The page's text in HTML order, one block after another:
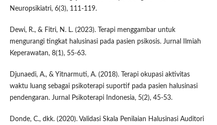
Neuropsikiatri, 6(3), 111-119.
Dewi, R., & Fitri, N. L. (2023). Terapi menggambar untuk
mengurangi tingkat halusinasi pada pasien psikosis. Jurnal Ilmiah
Keperawatan, 8(1), 55-63.
Djunaedi, A., & Yitnarmuti, A. (2018). Terapi okupasi aktivitas
waktu luang sebagai psikoterapi suportif pada pasien halusinasi
pendengaran. Jurnal Psikoterapi Indonesia, 5(2), 45-53.
Donde, C., dkk. (2020). Validasi Skala Penilaian Halusinasi Auditori